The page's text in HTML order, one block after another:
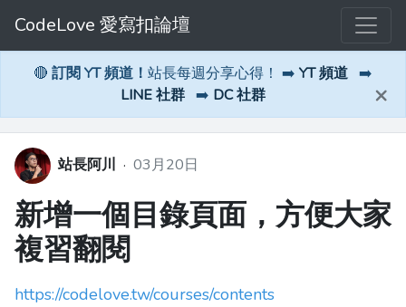
CodeLove 愛寫扣論壇
🔴 訂閱 YT 頻道！ 站長每週分享心得！ ➡️ YT 頻道 ➡️
LINE 社群 ➡️ DC 社群 ×
站長阿川 · 03月20日
新增一個目錄頁面，方便大家
複習翻閱
https://codelove.tw/courses/contents